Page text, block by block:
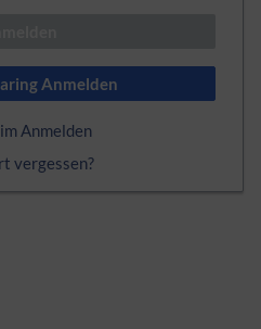
Anmelden
Anmelden
vergessen?